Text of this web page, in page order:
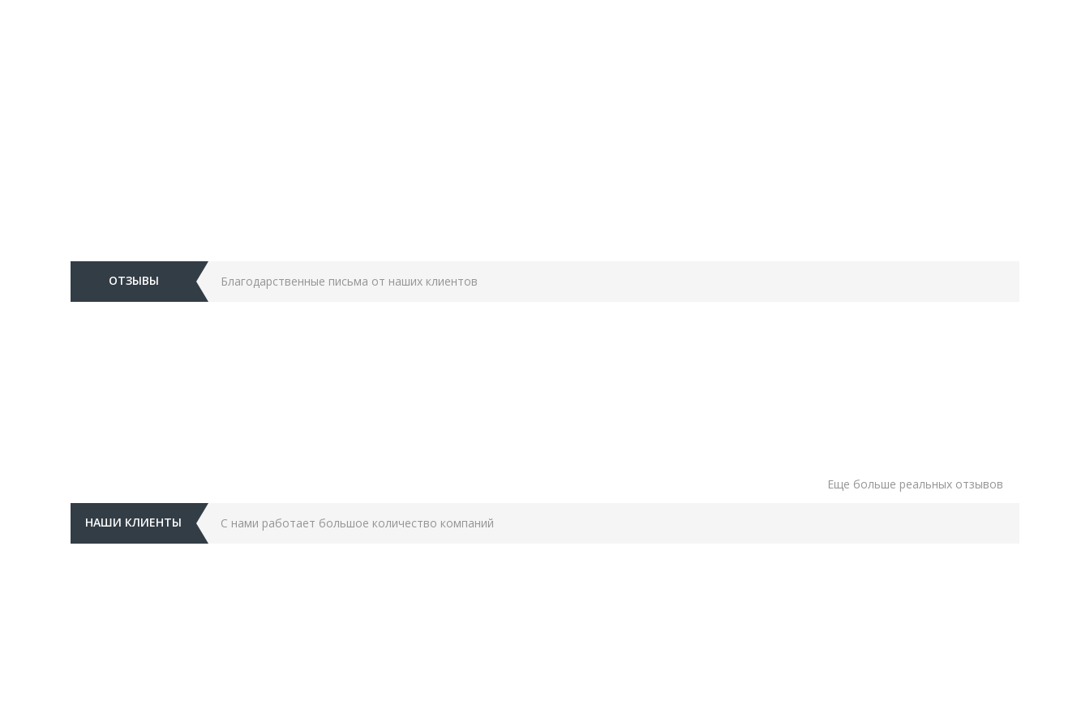
ОТЗЫВЫ Благодарственные письма от наших клиентов
Еще больше реальных отзывов
НАШИ КЛИЕНТЫ С нами работает большое количество компаний